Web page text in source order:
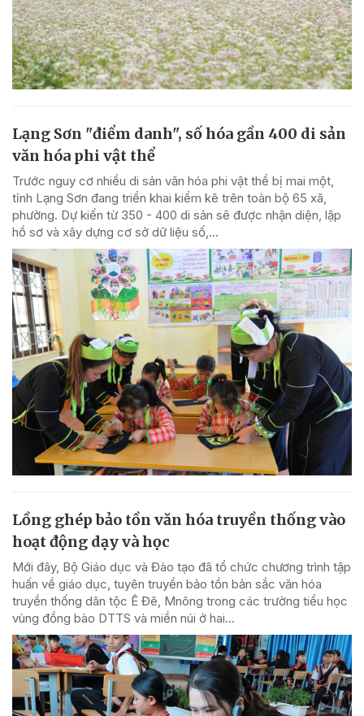
Lạng Sơn "điểm danh", số hóa gần 400 di sản
văn hóa phi vật thể
Trước nguy cơ nhiều di sản văn hóa phi vật thể bị mai một,
tỉnh Lạng Sơn đang triển khai kiểm kê trên toàn bộ 65 xã,
phường. Dự kiến từ 350 - 400 di sản sẽ được nhận diện, lập
hồ sơ và xây dựng cơ sở dữ liệu số,...
Lồng ghép bảo tồn văn hóa truyền thống vào
hoạt động dạy và học
Mới đây, Bộ Giáo dục và Đào tạo đã tổ chức chương trình tập
huấn về giáo dục, tuyên truyền bảo tồn bản sắc văn hóa
truyền thống dân tộc Ê Đê, Mnông trong các trường tiểu học
vùng đồng bào DTTS và miền núi ở hai...